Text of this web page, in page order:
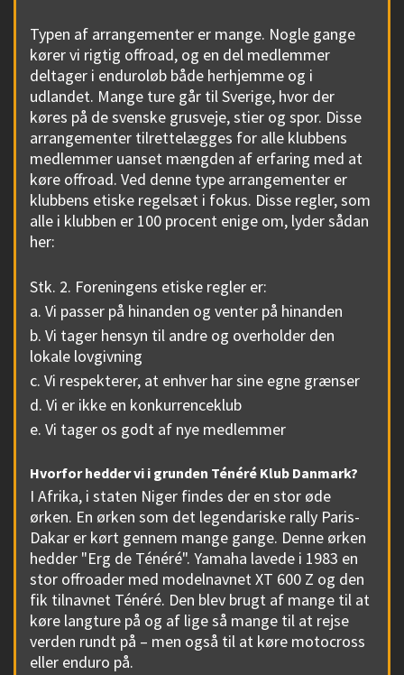
Typen af arrangementer er mange. Nogle gange
kører vi rigtig offroad, og en del medlemmer
deltager i enduroløb både herhjemme og i
udlandet. Mange ture går til Sverige, hvor der
køres på de svenske grusveje, stier og spor. Disse
arrangementer tilrettelægges for alle klubbens
medlemmer uanset mængden af erfaring med at
køre offroad. Ved denne type arrangementer er
klubbens etiske regelsæt i fokus. Disse regler, som
alle i klubben er 100 procent enige om, lyder sådan
her:
Stk. 2. Foreningens etiske regler er:
a. Vi passer på hinanden og venter på hinanden
b. Vi tager hensyn til andre og overholder den
lokale lovgivning
c. Vi respekterer, at enhver har sine egne grænser
d. Vi er ikke en konkurrenceklub
e. Vi tager os godt af nye medlemmer
Hvorfor hedder vi i grunden Ténéré Klub Danmark?
I Afrika, i staten Niger findes der en stor øde
ørken. En ørken som det legendariske rally Paris-
Dakar er kørt gennem mange gange. Denne ørken
hedder "Erg de Ténéré". Yamaha lavede i 1983 en
stor offroader med modelnavnet XT 600 Z og den
fik tilnavnet Ténéré. Den blev brugt af mange til at
køre langture på og af lige så mange til at rejse
verden rundt på – men også til at køre motocross
eller enduro på.